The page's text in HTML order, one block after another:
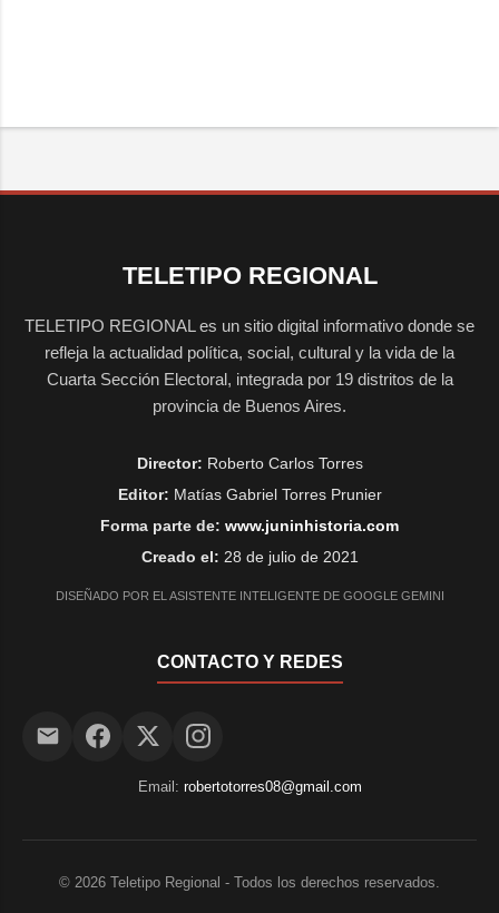
TELETIPO REGIONAL
TELETIPO REGIONAL es un sitio digital informativo donde se
refleja la actualidad política, social, cultural y la vida de la
Cuarta Sección Electoral, integrada por 19 distritos de la
provincia de Buenos Aires.
Director: Roberto Carlos Torres
Editor: Matías Gabriel Torres Prunier
Forma parte de: www.juninhistoria.com
Creado el: 28 de julio de 2021
DISEÑADO POR EL ASISTENTE INTELIGENTE DE GOOGLE GEMINI
CONTACTO Y REDES
Email: robertotorres08@gmail.com
© 2026 Teletipo Regional - Todos los derechos reservados.